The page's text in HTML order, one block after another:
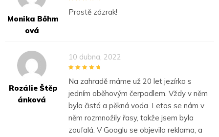
Monika Bőhm
Ová
Prostě zázrak!
Rozálie Štěp
Ánková
10 dubna, 2022
Na zahradě máme už 20 let jezírko s
jedním oběhovým čerpadlem. Vždy v něm
byla čistá a pěkná voda. Letos se nám v
něm rozmnožily řasy, takže jsem byla
zoufalá. V Googlu se objevila reklama, a